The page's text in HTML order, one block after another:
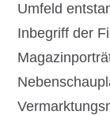
Umfeld
Inbegriff der